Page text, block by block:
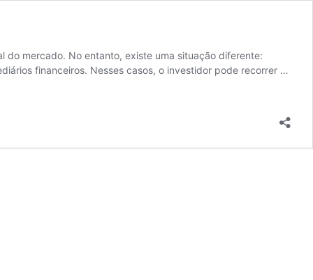
mercado. No entanto, existe uma situação diferente:
financeiros. Nesses casos, o investidor pode recorrer …